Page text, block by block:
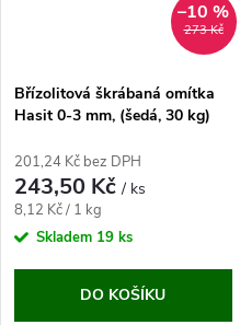
273 Kč
–10 %
Břízolitová škrábaná omítka
Hasit 0-3 mm, (šedá, 30 kg)
201,24 Kč bez DPH
243,50 Kč/ ks
Měrná
cena:
8,12 Kč / 1 kg
Skladem 19 ks
DO KOŠÍKU